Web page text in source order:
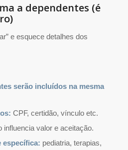
a dependentes (é
e esquece detalhes dos
serão incluídos na mesma
CPF, certidão, vínculo etc.
influencia valor e aceitação.
específica: pediatria, terapias,